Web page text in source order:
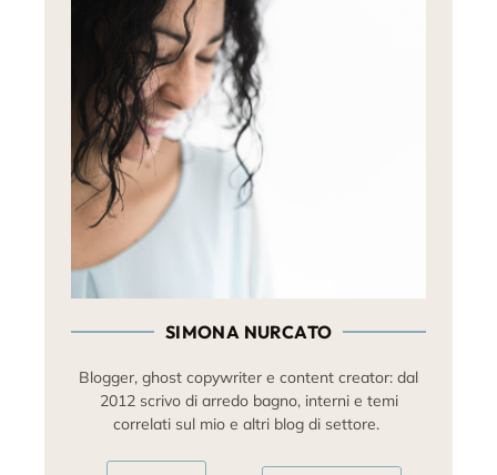
SIMONA NURCATO
Blogger, ghost copywriter e content creator: dal
2012 scrivo di arredo bagno, interni e temi
correlati sul mio e altri blog di settore.